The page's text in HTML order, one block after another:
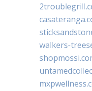
walkers-